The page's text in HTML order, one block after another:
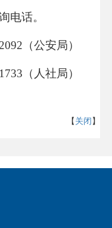
电话。
（公安局）
（人社局）
【关闭】